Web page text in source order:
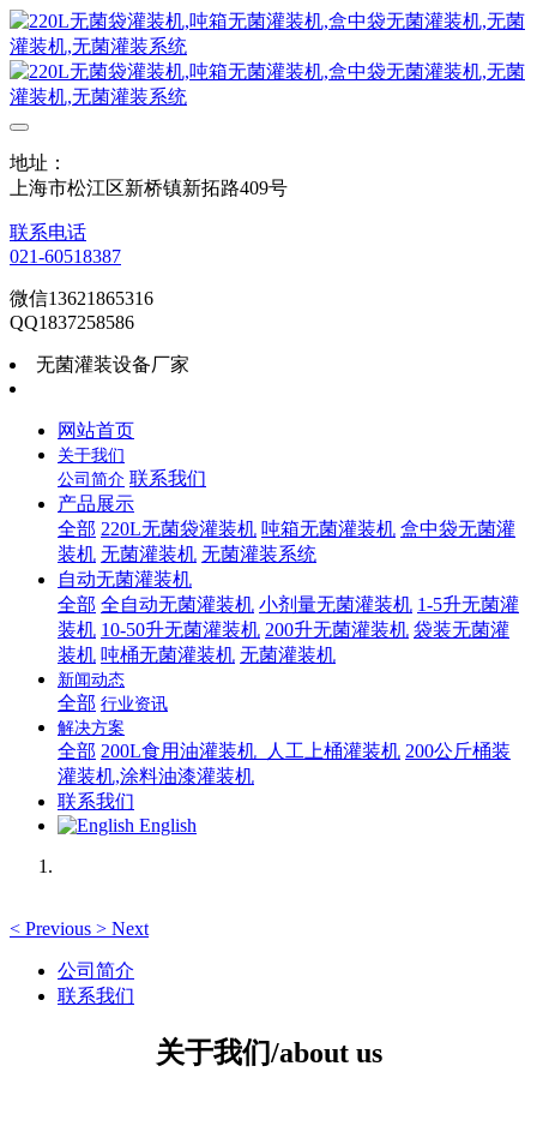
地址：
上海市松江区新桥镇新拓路409号
联系电话
021-60518387
微信13621865316
QQ1837258586
无菌灌装设备厂家
网站首页
关于我们
公司简介 联系我们
产品展示
全部 220L无菌袋灌装机 吨箱无菌灌装机 盒中袋无菌灌
装机 无菌灌装机 无菌灌装系统
自动无菌灌装机
全部 全自动无菌灌装机 小剂量无菌灌装机 1-5升无菌灌
装机 10-50升无菌灌装机 200升无菌灌装机 袋装无菌灌
装机 吨桶无菌灌装机 无菌灌装机
新闻动态
全部 行业资讯
解决方案
全部 200L食用油灌装机_人工上桶灌装机 200公斤桶装
灌装机,涂料油漆灌装机
联系我们
English
< Previous > Next
公司简介
联系我们
关于我们/about us